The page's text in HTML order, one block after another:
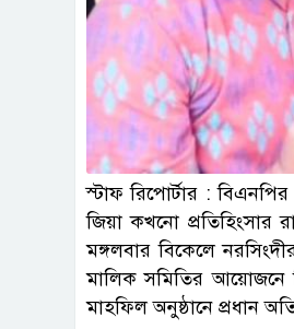
স্টাফ রিপোর্টার :
জিয়া কখনো প্রতিহিংসার
মঙ্গলবার বিকেলে
মালিক সমিতির আয়োজনে
মাহফিল অনুষ্ঠানে প্রধান